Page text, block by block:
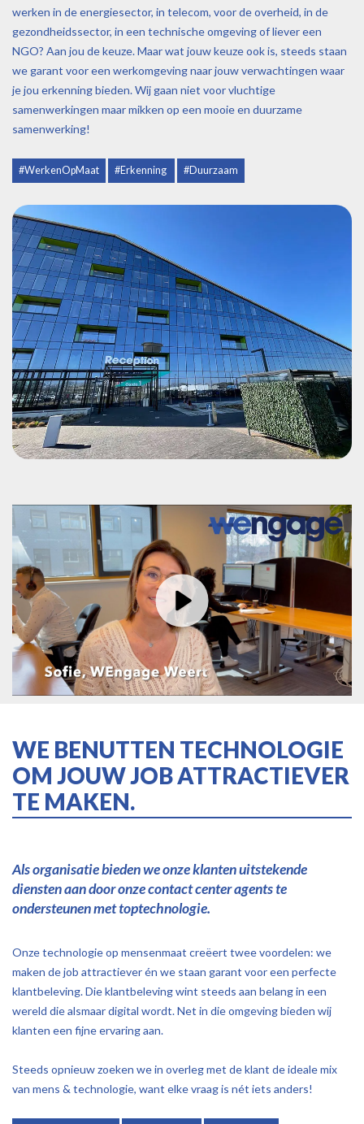
werken in de energiesector, in telecom, voor de overheid, in de
gezondheidssector, in een technische omgeving of liever een
NGO? Aan jou de keuze. Maar wat jouw keuze ook is, steeds staan
we garant voor een werkomgeving naar jouw verwachtingen waar
je jou erkenning bieden. Wij gaan niet voor vluchtige
samenwerkingen maar mikken op een mooie en duurzame
samenwerking!
#WerkenOpMaat #Erkenning #Duurzaam
Play
WE BENUTTEN TECHNOLOGIE
OM JOUW JOB ATTRACTIEVER
TE MAKEN.
Als organisatie bieden we onze klanten uitstekende
diensten aan door onze contact center agents te
ondersteunen met toptechnologie.
Onze technologie op mensenmaat creëert twee voordelen: we
maken de job attractiever én we staan garant voor een perfecte
klantbeleving. Die klantbeleving wint steeds aan belang in een
wereld die alsmaar digital wordt. Net in die omgeving bieden wij
klanten een fijne ervaring aan.
Steeds opnieuw zoeken we in overleg met de klant de ideale mix
van mens & technologie, want elke vraag is nét iets anders!